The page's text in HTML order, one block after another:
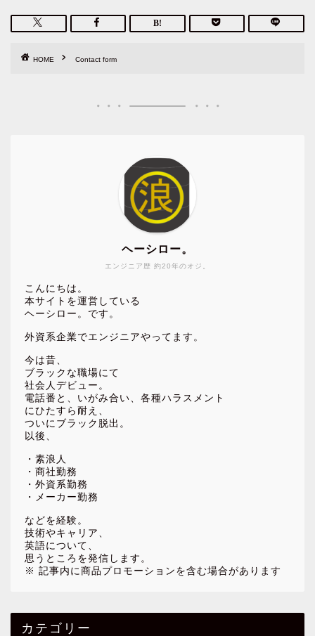
HOME Contact form
エンジニア歴 約20年のオジ。
ヘーシロー。
こんにちは。
本サイトを運営している
ヘーシロー。です。
外資系企業でエンジニアやってます。
今は昔、
ブラックな職場にて
社会人デビュー。
電話番と、いがみ合い、各種ハラスメント
にひたすら耐え、
ついにブラック脱出。
以後、
・素浪人
・商社勤務
・外資系勤務
・メーカー勤務
などを経験。
技術やキャリア、
英語について、
思うところを発信します。
※ 記事内に商品プロモーションを含む場合があります
カテゴリー